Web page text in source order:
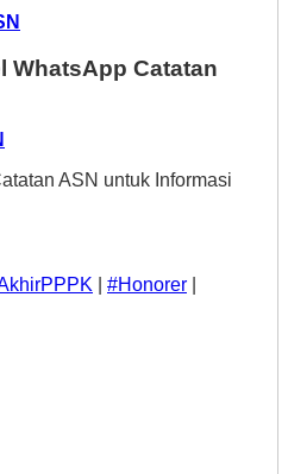
WhatsApp Catatan
ASN untuk Informasi
#Honorer